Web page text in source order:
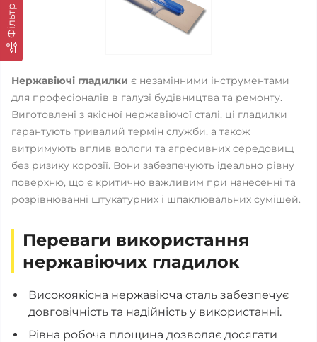
Фільтр
Нержавіючі гладилки є незамінними інструментами
для професіоналів в галузі будівництва та ремонту.
Виготовлені з якісної нержавіючої сталі, ці гладилки
гарантують тривалий термін служби, а також
витримують вплив вологи та агресивних середовищ
без ризику корозії. Вони забезпечують ідеально рівну
поверхню, що є критично важливим при нанесенні та
розрівнюванні штукатурних і шпаклювальних сумішей.
Переваги використання
нержавіючих гладилок
Високоякісна нержавіюча сталь забезпечує
довговічність та надійність у використанні.
Рівна робоча площина дозволяє досягати